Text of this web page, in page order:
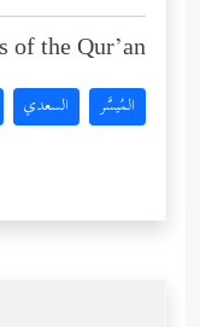
the Qur’an:
المُيسَّر السعدي